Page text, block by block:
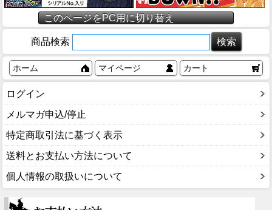
このページをPC用に切り替え
商品検索
ホーム マイページ カート
ログイン
メルマガ申込/停止
特定商取引法に基づく表示
送料とお支払い方法について
個人情報の取扱いについて